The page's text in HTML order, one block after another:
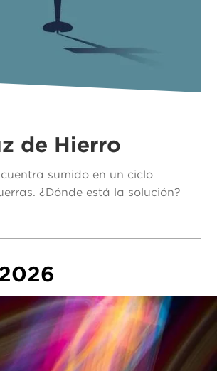
de Hierro
sumido en un ciclo
¿Dónde está la solución?